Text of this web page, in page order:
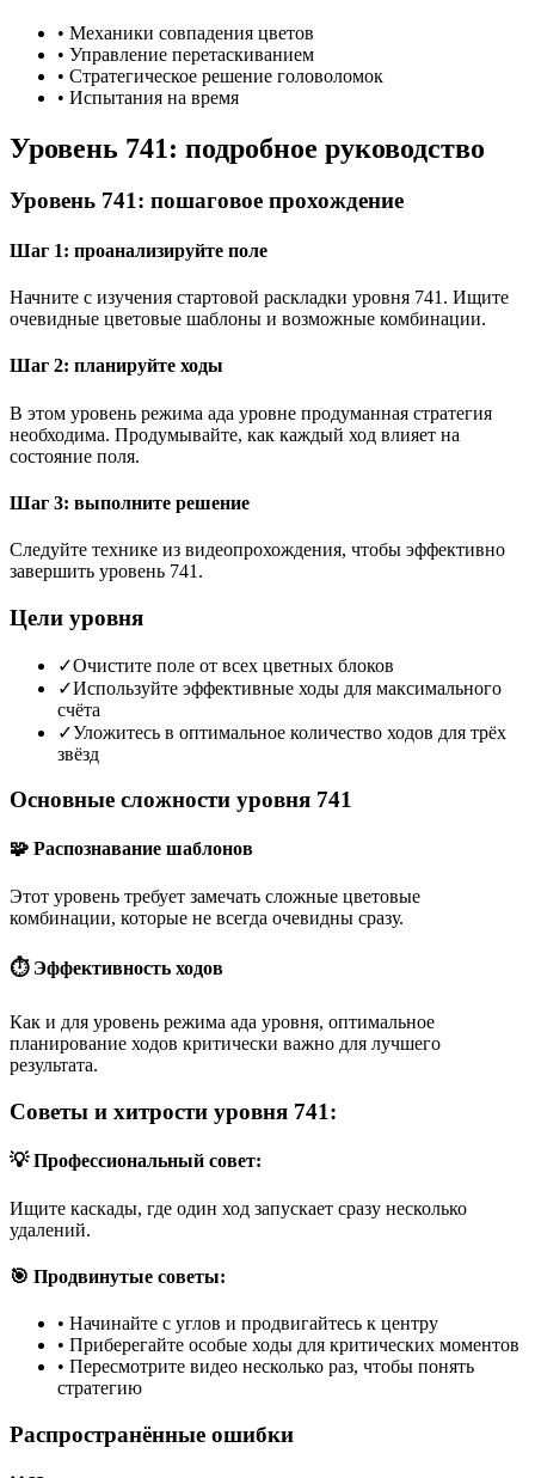
• Механики совпадения цветов
• Управление перетаскиванием
• Стратегическое решение головоломок
• Испытания на время
Уровень 741: подробное руководство
Уровень 741: пошаговое прохождение
Шаг 1: проанализируйте поле
Начните с изучения стартовой раскладки уровня 741. Ищите
очевидные цветовые шаблоны и возможные комбинации.
Шаг 2: планируйте ходы
В этом уровень режима ада уровне продуманная стратегия
необходима. Продумывайте, как каждый ход влияет на
состояние поля.
Шаг 3: выполните решение
Следуйте технике из видеопрохождения, чтобы эффективно
завершить уровень 741.
Цели уровня
✓Очистите поле от всех цветных блоков
✓Используйте эффективные ходы для максимального
счёта
✓Уложитесь в оптимальное количество ходов для трёх
звёзд
Основные сложности уровня 741
🧩 Распознавание шаблонов
Этот уровень требует замечать сложные цветовые
комбинации, которые не всегда очевидны сразу.
⏱️ Эффективность ходов
Как и для уровень режима ада уровня, оптимальное
планирование ходов критически важно для лучшего
результата.
Советы и хитрости уровня 741:
💡 Профессиональный совет:
Ищите каскады, где один ход запускает сразу несколько
удалений.
🎯 Продвинутые советы:
• Начинайте с углов и продвигайтесь к центру
• Приберегайте особые ходы для критических моментов
• Пересмотрите видео несколько раз, чтобы понять
стратегию
Распространённые ошибки